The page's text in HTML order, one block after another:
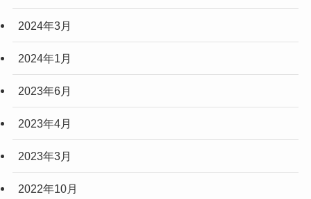
2024年3月
2024年1月
2023年6月
2023年4月
2023年3月
2022年10月